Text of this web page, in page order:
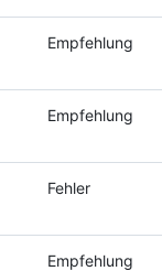
Empfehlung
Empfehlung
Fehler
Empfehlung